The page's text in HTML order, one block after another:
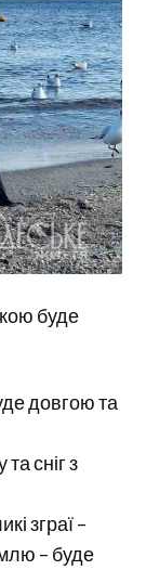
буде
довгою та
сніг з
зграї –
– буде